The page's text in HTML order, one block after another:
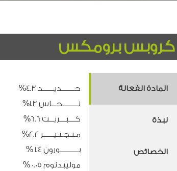
كروبس برومكس
المادة الفعالة
نبذة
الخصائص
حــــــــديـــــــد 4.3%
نــــــــــحـــاس 1.3%
كــــبــــريـــت 6.6%
مـنـجـنـيـــــــز 2.2%
بــــــــــــورون 1.4 %
موليبدنوم 0.05 %